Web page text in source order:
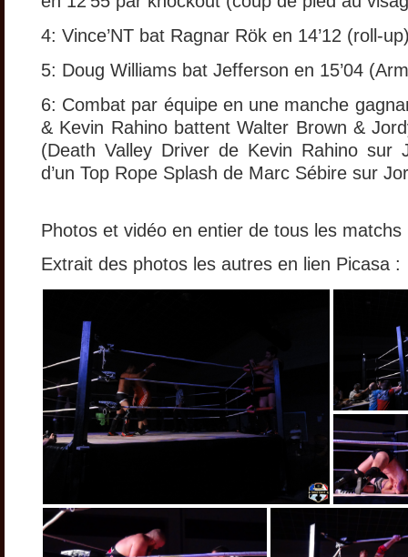
4: Vince’NT bat Ragnar Rök en 14’12 (roll-
5: Doug Williams bat Jefferson en 15’04
6: Combat par équipe en une manche
& Kevin Rahino battent Walter Brown &
(Death Valley Driver de Kevin Rahino sur
d’un Top Rope Splash de Marc Sébire sur
Photos et vidéo en entier de tous les matchs
Extrait des photos les autres en lien Picasa :